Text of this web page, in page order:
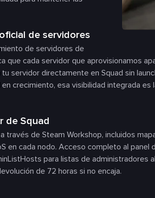
de servidores
de servidores de
que cada servidor que aprovisionamos
servidor directamente en Squad sin
crecimiento, esa visibilidad integrada
de Squad
través de Steam Workshop, incluidos
en cada nodo. Acceso completo al
para listas de administradores
de 72 horas si no encaja.